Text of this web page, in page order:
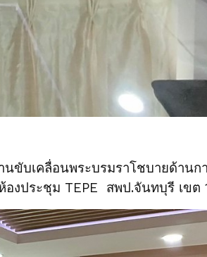
เคลื่อนพระบรมราโชบายด้านก
งประชุม TEPE สพป.จันทบุรี เขต